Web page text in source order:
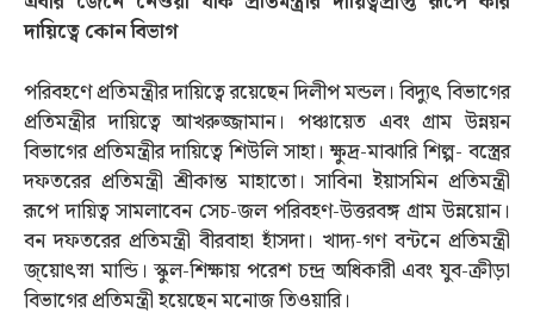
দায়িত্বে কোন বিভাগ
পরিবহণে প্রতিমন্ত্রীর দায়িত্বে রয়েছেন দিলীপ মন্ডল। বিদ্যুত্‍ বিভাগের
প্রতিমন্ত্রীর দায়িত্বে আখরুজ্জামান। পঞ্চায়েত এবং গ্রাম উন্নয়ন
বিভাগের প্রতিমন্ত্রীর দায়িত্বে শিউলি সাহা। ক্ষুদ্র-মাঝারি শিল্প- বস্ত্রের
দফতরের প্রতিমন্ত্রী শ্রীকান্ত মাহাতো। সাবিনা ইয়াসমিন প্রতিমন্ত্রী
রূপে দায়িত্ব সামলাবেন সেচ-জল পরিবহণ-উত্তরবঙ্গ গ্রাম উন্নয়োন।
বন দফতরের প্রতিমন্ত্রী বীরবাহা হাঁসদা। খাদ্য-গণ বন্টনে প্রতিমন্ত্রী
জ্য়োত্‍স্না মান্ডি। স্কুল-শিক্ষায় পরেশ চন্দ্র অধিকারী এবং যুব-ক্রীড়া
বিভাগের প্রতিমন্ত্রী হয়েছেন মনোজ তিওয়ারি।